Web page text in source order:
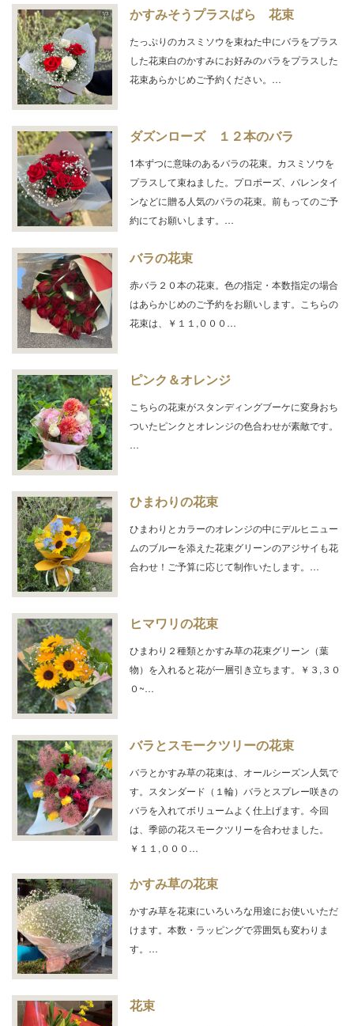
かすみそうプラスばら 花束
たっぷりのカスミソウを束ねた中にバラをプラス
した花束白のかすみにお好みのバラをプラスした
花束あらかじめご予約ください。…
ダズンローズ １２本のバラ
1本ずつに意味のあるバラの花束。カスミソウを
プラスして束ねました。プロポーズ、バレンタイ
ンなどに贈る人気のバラの花束。前もってのご予
約にてお願いします。…
バラの花束
赤バラ２０本の花束。色の指定・本数指定の場合
はあらかじめのご予約をお願いします。こちらの
花束は、￥１１,０００…
ピンク＆オレンジ
こちらの花束がスタンディングブーケに変身おち
ついたピンクとオレンジの色合わせが素敵です。
…
ひまわりの花束
ひまわりとカラーのオレンジの中にデルヒニュー
ムのブルーを添えた花束グリーンのアジサイも花
合わせ！ご予算に応じて制作いたします。…
ヒマワリの花束
ひまわり２種類とかすみ草の花束グリーン（葉
物）を入れると花が一層引き立ちます。￥３,３０
０~…
バラとスモークツリーの花束
バラとかすみ草の花束は、オールシーズン人気で
す。スタンダード（１輪）バラとスプレー咲きの
バラを入れてボリュームよく仕上げます。今回
は、季節の花スモークツリーを合わせました。
￥１１,０００…
かすみ草の花束
かすみ草を花束にいろいろな用途にお使いいただ
けます。本数・ラッピングで雰囲気も変わりま
す。…
花束